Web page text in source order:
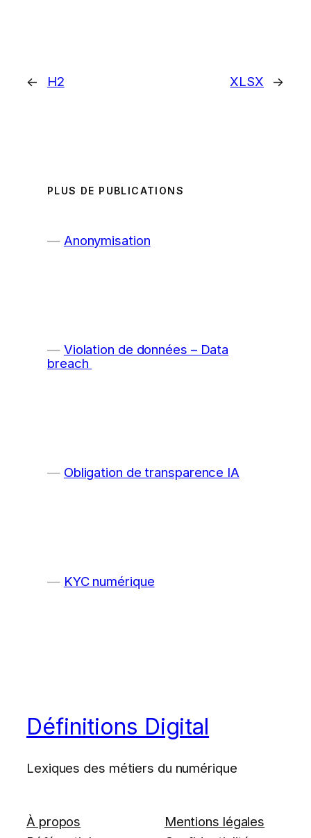
← H2 XLSX →
PLUS DE PUBLICATIONS
Anonymisation
Violation de données – Data
breach
Obligation de transparence IA
KYC numérique
Définitions Digital
Lexiques des métiers du numérique
À propos
Mentions légales